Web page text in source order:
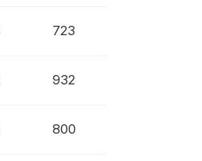
723
932
800